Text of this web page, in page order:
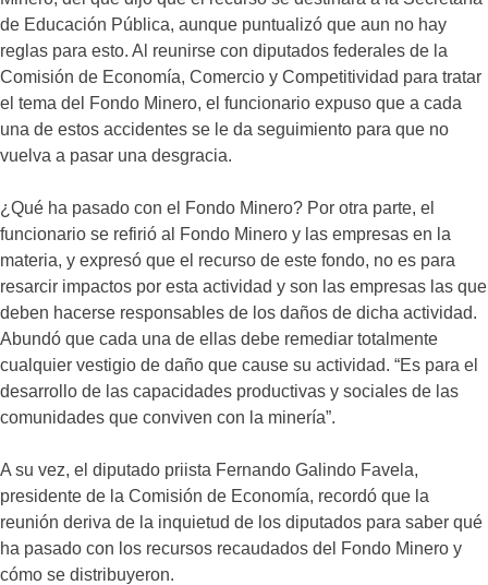
de Educación Pública, aunque puntualizó que aun no hay
reglas para esto. Al reunirse con diputados federales de la
Comisión de Economía, Comercio y Competitividad para tratar
el tema del Fondo Minero, el funcionario expuso que a cada
una de estos accidentes se le da seguimiento para que no
vuelva a pasar una desgracia.
¿Qué ha pasado con el Fondo Minero? Por otra parte, el
funcionario se refirió al Fondo Minero y las empresas en la
materia, y expresó que el recurso de este fondo, no es para
resarcir impactos por esta actividad y son las empresas las que
deben hacerse responsables de los daños de dicha actividad.
Abundó que cada una de ellas debe remediar totalmente
cualquier vestigio de daño que cause su actividad. “Es para el
desarrollo de las capacidades productivas y sociales de las
comunidades que conviven con la minería”.
A su vez, el diputado priista Fernando Galindo Favela,
presidente de la Comisión de Economía, recordó que la
reunión deriva de la inquietud de los diputados para saber qué
ha pasado con los recursos recaudados del Fondo Minero y
cómo se distribuyeron.